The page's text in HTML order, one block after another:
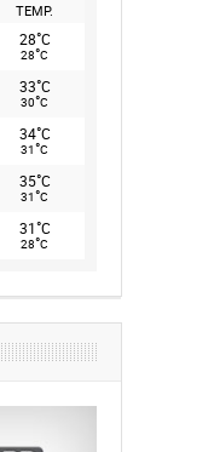
TEMP.
28°C
28°C
33°C
30°C
34°C
31°C
35°C
31°C
31°C
28°C